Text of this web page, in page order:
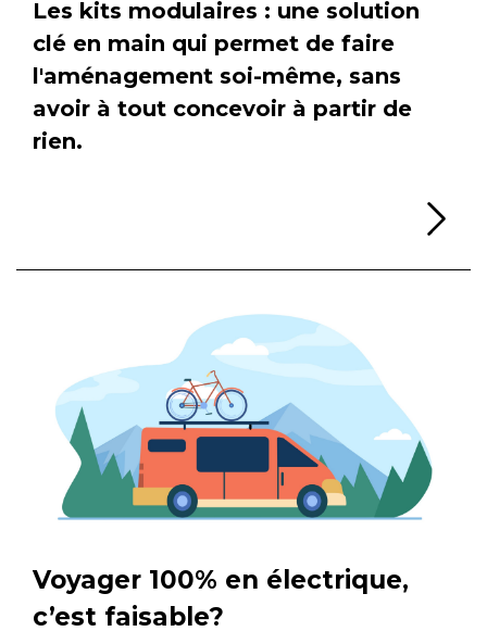
Les kits modulaires : une solution
clé en main qui permet de faire
l'aménagement soi-même, sans
avoir à tout concevoir à partir de
rien.
Voyager 100% en électrique,
c’est faisable?